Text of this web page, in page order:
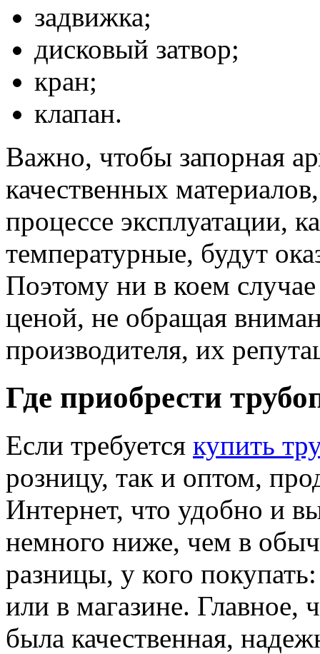
задвижка;
дисковый затвор;
кран;
клапан.
Важно, чтобы запорная
качественных
процессе эксплуатации,
температурные, будут
Поэтому ни в коем случае
ценой, не обращая
производителя, их
Где приобрести
Если требуется купить
розницу, так и оптом,
Интернет, что удобно и
немного ниже, чем в
разницы, у кого
или в магазине. Главное,
была качественная,